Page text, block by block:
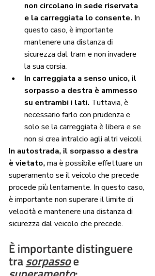
non circolano in sede riservata
e la carreggiata lo consente. In
questo caso, è importante
mantenere una distanza di
sicurezza dal tram e non invadere
la sua corsia.
In carreggiata a senso unico, il
sorpasso a destra è ammesso
su entrambi i lati. Tuttavia, è
necessario farlo con prudenza e
solo se la carreggiata è libera e se
non si crea intralcio agli altri veicoli.
In autostrada, il sorpasso a destra
è vietato, ma è possibile effettuare un
superamento se il veicolo che precede
procede più lentamente. In questo caso,
è importante non superare il limite di
velocità e mantenere una distanza di
sicurezza dal veicolo che precede.
È importante distinguere
tra sorpasso e